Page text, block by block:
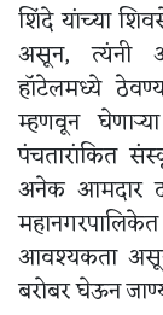
शिंदे यांच्या
असून, त्यंनी
हॉटेलमध्ये
म्हणवून
पंचतारांकित
अनेक आमदार
आवश्यकता असून,
बरोबर घेऊन